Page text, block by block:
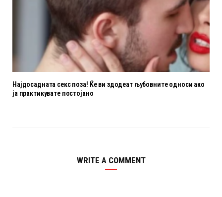
Најдосадната секс поза! Ќе ви здодеат љубовните oдноси ако
ја практикувате постојано
WRITE A COMMENT